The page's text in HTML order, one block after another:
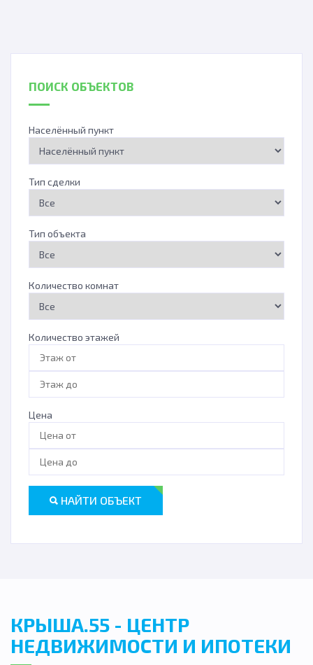
ПОИСК ОБЪЕКТОВ
Населённый пункт
Тип сделки
Тип объекта
Количество комнат
Количество этажей
Цена
НАЙТИ ОБЪЕКТ
КРЫША.55 - ЦЕНТР
НЕДВИЖИМОСТИ И ИПОТЕКИ